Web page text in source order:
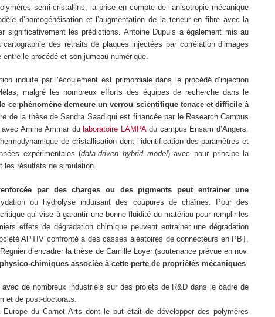
semi-cristallins, la prise en compte de l’anisotropie mécanique
d’homogénéisation et l’augmentation de la teneur en fibre avec la
significativement les prédictions. Antoine Dupuis a également mis au
des retraits de plaques injectées par corrélation d’images
le procédé et son jumeau numérique.
induite par l’écoulement est primordiale dans le procédé d’injection
malgré les nombreux efforts des équipes de recherche dans le
ce phénomène demeure un verrou scientifique tenace et difficile à
de la thèse de Sandra Saad qui est financée par le Research Campus
Amine Ammar du laboratoire LAMPAdu campus Ensam d’Angers.
de cristallisation dont l’identification des paramètres et
expérimentales (data-driven hybrid model) avec pour principe la
les résultats de simulation.
par des charges ou des pigments peut entrainer une
ou hydrolyse induisant des coupures de chaînes. Pour des
qui vise à garantir une bonne fluidité du matériau pour remplir les
effets de dégradation chimique peuvent entrainer une dégradation
APTIV confronté à des casses aléatoires de connecteurs en PBT,
d’encadrer la thèse de Camille Loyer (soutenance prévue en nov.
chimiques associée à cette perte de propriétés mécaniques
de nombreux industriels sur des projets de R&D dans le cadre de
et de post-doctorats.
du Carnot Arts dont le but était de développer des polymères